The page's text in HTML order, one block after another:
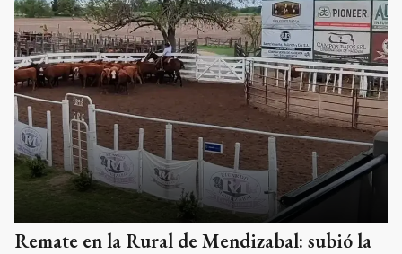
Remate en la Rural de Mendizabal: subió la